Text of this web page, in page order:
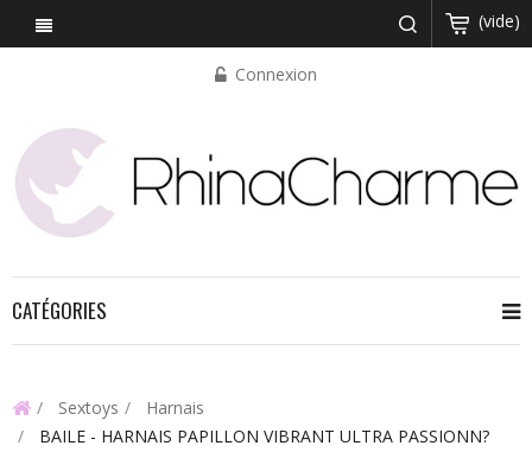
(vide)
Connexion
CATÉGORIES
Sextoys
Harnais
BAILE - HARNAIS PAPILLON VIBRANT ULTRA PASSIONN?